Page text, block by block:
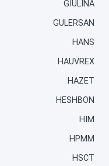
GIULINA
GULERSAN
HANS
HAUVREX
HAZET
HESHBON
HIM
HPMM
HSCT